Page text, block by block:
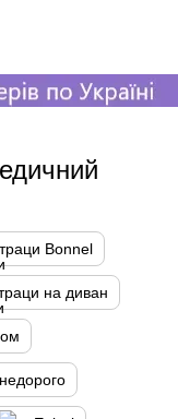
Bonnel
на диван